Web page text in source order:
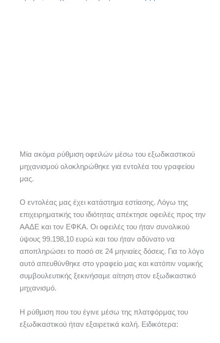
Μία ακόμα ρύθμιση οφειλών μέσω του εξωδικαστικού
μηχανισμού ολοκληρώθηκε για εντολέα του γραφείου
μας.
Ο εντολέας μας έχει κατάστημα εστίασης. Λόγω της
επιχειρηματικής του ιδιότητας απέκτησε οφειλές προς την
ΑΑΔΕ και τον ΕΦΚΑ. Οι οφειλές του ήταν συνολικού
ύψους 99.198,10 ευρώ και του ήταν αδύνατο να
αποπληρώσει το ποσό σε 24 μηνιαίες δόσεις. Για το λόγο
αυτό απευθύνθηκε στο γραφείο μας και κατόπιν νομικής
συμβουλευτικής ξεκινήσαμε αίτηση στον εξωδικαστικό
μηχανισμό.
Η ρύθμιση που του έγινε μέσω της πλατφόρμας του
εξωδικαστικού ήταν εξαιρετικά καλή. Ειδικότερα: